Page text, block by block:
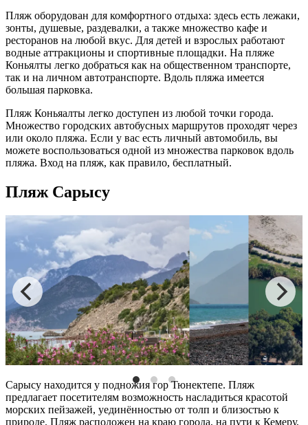
Пляж оборудован для комфортного отдыха: здесь есть лежаки,
зонты, душевые, раздевалки, а также множество кафе и
ресторанов на любой вкус. Для детей и взрослых работают
водные аттракционы и спортивные площадки. На пляже
Коньялты легко добраться как на общественном транспорте,
так и на личном автотранспорте. Вдоль пляжа имеется
большая парковка.
Пляж Коньяалты легко доступен из любой точки города.
Множество городских автобусных маршрутов проходят через
или около пляжа. Если у вас есть личный автомобиль, вы
можете воспользоваться одной из множества парковок вдоль
пляжа. Вход на пляж, как правило, бесплатный.
Пляж Сарысу
Сарысу находится у подножия гор Тюнектепе. Пляж
предлагает посетителям возможность насладиться красотой
морских пейзажей, уединённостью от толп и близостью к
природе. Пляж расположен на краю города, на пути к Кемеру,